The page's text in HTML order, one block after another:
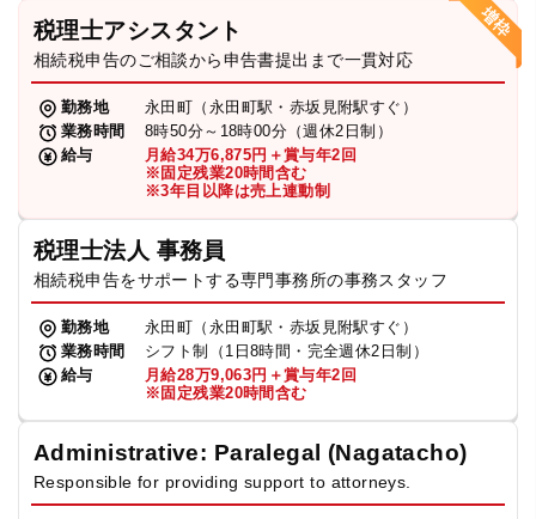
税理士アシスタント
相続税申告のご相談から申告書提出まで一貫対応
勤務地
永田町（永田町駅・赤坂見附駅すぐ）
業務時間
8時50分～18時00分（週休2日制）
給与
月給34万6,875円＋賞与年2回
※固定残業20時間含む
※3年目以降は売上連動制
税理士法人 事務員
相続税申告をサポートする専門事務所の事務スタッフ
勤務地
永田町（永田町駅・赤坂見附駅すぐ）
業務時間
シフト制（1日8時間・完全週休2日制）
給与
月給28万9,063円＋賞与年2回
※固定残業20時間含む
Administrative: Paralegal (Nagatacho)
Responsible for providing support to attorneys.